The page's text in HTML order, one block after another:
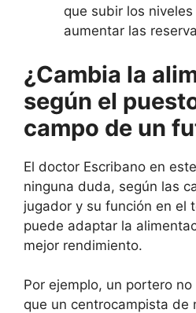
que subir los
aumentar las
¿Cambia la
según el
campo de un
El doctor Escribano en
ninguna duda, según las
jugador y su función en el
puede adaptar la
mejor rendimiento.
Por ejemplo, un portero
que un centrocampista de